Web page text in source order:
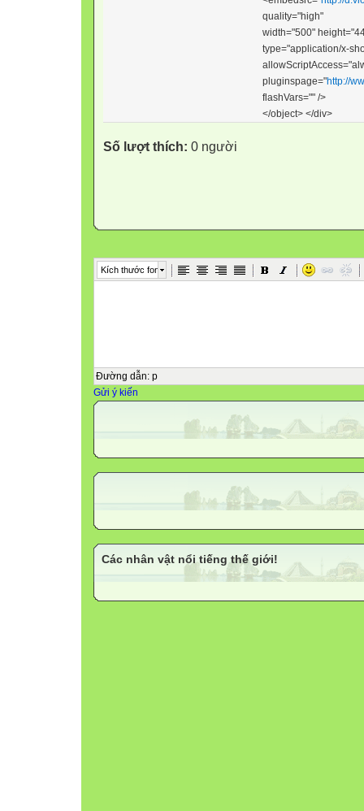
quality="high"
width="500" height="
type="application/x-
allowScriptAccess="
pluginspage="http://
flashVars="" />
</object> </div>
Số lượt thích: 0 người
Kích thước font
Đường dẫn: p
Gửi ý kiến
Các nhân vật nổi tiếng thế giới!